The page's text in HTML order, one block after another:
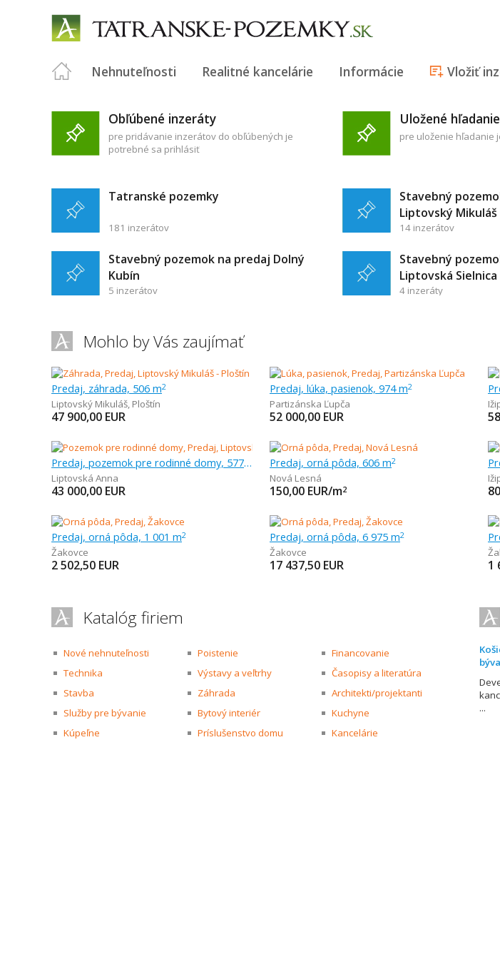
Nehnuteľnosti Realitné kancelárie Informácie Vložiť
Obľúbené inzeráty
pre pridávanie inzerátov do obľúbených je
potrebné sa prihlásiť
Uložené hľadanie
pre uloženie hľadanie
Tatranské pozemky
181 inzerátov
Stavebný
Liptovský Mikuláš
14 inzerátov
Stavebný pozemok na predaj Dolný
Kubín
5 inzerátov
Stavebný
Liptovská Sielnica
4 inzeráty
Mohlo by Vás zaujímať
Predaj, záhrada, 506 m2
Liptovský Mikuláš, Ploštín
47 900,00 EUR
Predaj, lúka, pasienok, 974 m2
Partizánska Ľupča
52 000,00 EUR
Predaj, pozemok pre rodinné domy, 577 m
Liptovská Anna
43 000,00 EUR
Predaj, orná pôda, 606 m2
Nová Lesná
150,00 EUR/m2
Predaj, orná pôda, 1 001 m2
Žakovce
2 502,50 EUR
Predaj, orná pôda, 6 975 m2
Žakovce
17 437,50 EUR 1
Katalóg firiem
Nové nehnuteľnosti Poistenie
Financovanie
Technika
Výstavy a veľtrhy
Časopisy a literatúra
Stavba
Záhrada
Architekti/projektanti
Služby pre bývanie
Bytový interiér
Kuchyne
Kúpeľne
Príslušenstvo domu Kancelárie